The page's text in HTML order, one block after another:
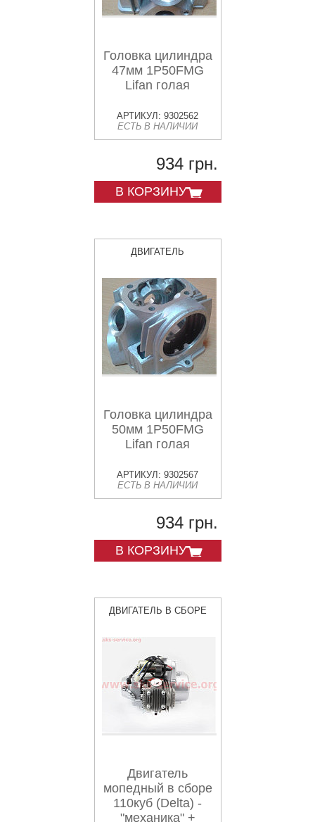
Головка цилиндра
47мм 1P50FMG
Lifan голая
АРТИКУЛ: 9302562
ЕСТЬ В НАЛИЧИИ
934 грн.
В КОРЗИНУ
ДВИГАТЕЛЬ
Головка цилиндра
50мм 1P50FMG
Lifan голая
АРТИКУЛ: 9302567
ЕСТЬ В НАЛИЧИИ
934 грн.
В КОРЗИНУ
ДВИГАТЕЛЬ В СБОРЕ
Двигатель
мопедный в сборе
110куб (Delta) -
"механика" +